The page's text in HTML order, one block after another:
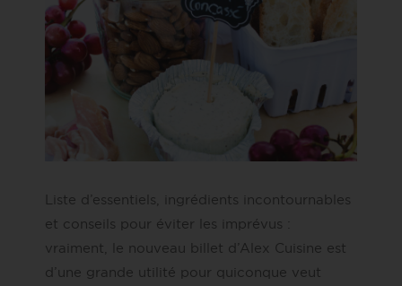
Liste d’essentiels, ingrédients incontournables
et conseils pour éviter les imprévus :
vraiment, le nouveau billet d’Alex Cuisine est
d’une grande utilité pour quiconque veut